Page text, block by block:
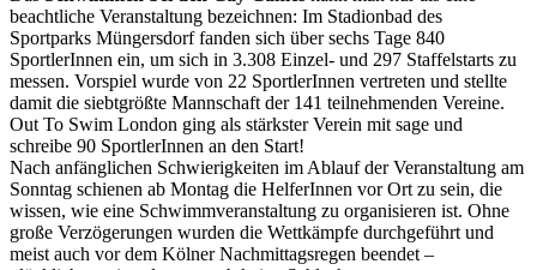
beachtliche Veranstaltung bezeichnen: Im Stadionbad des
Sportparks Müngersdorf fanden sich über sechs Tage 840
SportlerInnen ein, um sich in 3.308 Einzel- und 297 Staffelstarts zu
messen. Vorspiel wurde von 22 SportlerInnen vertreten und stellte
damit die siebtgrößte Mannschaft der 141 teilnehmenden Vereine.
Out To Swim London ging als stärkster Verein mit sage und
schreibe 90 SportlerInnen an den Start!
Nach anfänglichen Schwierigkeiten im Ablauf der Veranstaltung am
Sonntag schienen ab Montag die HelferInnen vor Ort zu sein, die
wissen, wie eine Schwimmveranstaltung zu organisieren ist. Ohne
große Verzögerungen wurden die Wettkämpfe durchgeführt und
meist auch vor dem Kölner Nachmittagsregen beendet –